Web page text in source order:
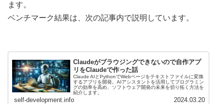
ます。
ベンチマーク結果は、次の記事内で説明しています。
Claudeがブラウジングできないので自作アプ
リをClaudeで作った話
Claude AIとPythonでWebページをテキストファイルに変換
するアプリを開発。AIアシスタントを活用してプログラミン
グの効率を高め、ソフトウェア開発の未来を切り拓く方法を
紹介します。
self-development.info 2024.03.20